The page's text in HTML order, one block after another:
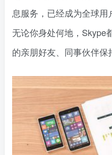
息服务，已经成为全球用
无论你身处何地，Skype
的亲朋好友、同事伙伴保